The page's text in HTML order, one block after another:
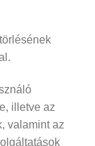
illetve az
valamint az